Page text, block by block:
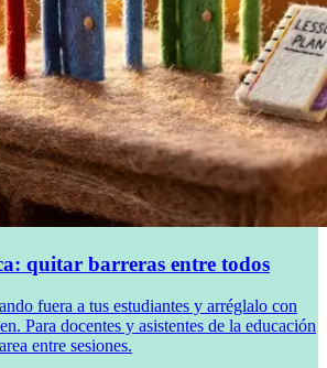
quitar barreras entre todos
fuera a tus estudiantes y arréglalo con
Para docentes y asistentes de la educación
entre sesiones.